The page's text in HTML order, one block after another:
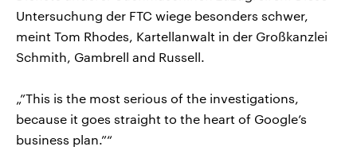
Untersuchung der FTC wiege besonders schwer,
meint Tom Rhodes, Kartellanwalt in der Großkanzlei
Schmith, Gambrell and Russell.
„”This is the most serious of the investigations,
because it goes straight to the heart of Google’s
business plan.”“